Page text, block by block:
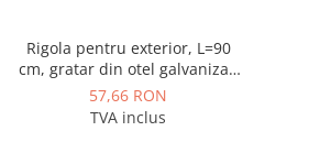
Rigola pentru exterior, L=90
cm, gratar din otel galvanizat,
Styron STY-900
57,66 RON
TVA inclus